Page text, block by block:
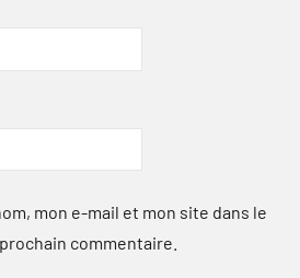
mon e-mail et mon site dans le
commentaire.